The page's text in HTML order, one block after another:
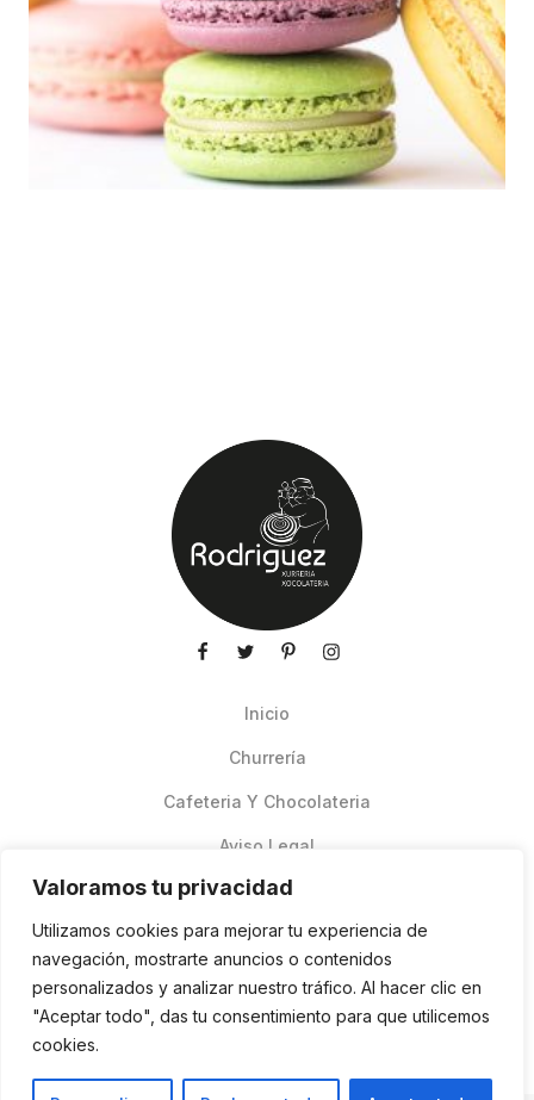
Valoramos tu privacidad
Utilizamos cookies para mejorar tu experiencia de
navegación, mostrarte anuncios o contenidos
personalizados y analizar nuestro tráfico. Al hacer clic en
"Aceptar todo", das tu consentimiento para que utilicemos
cookies.
Inicio
Churrería
Cafeteria Y Chocolateria
Aviso Legal
Pedidos Online Glovo
Contacto